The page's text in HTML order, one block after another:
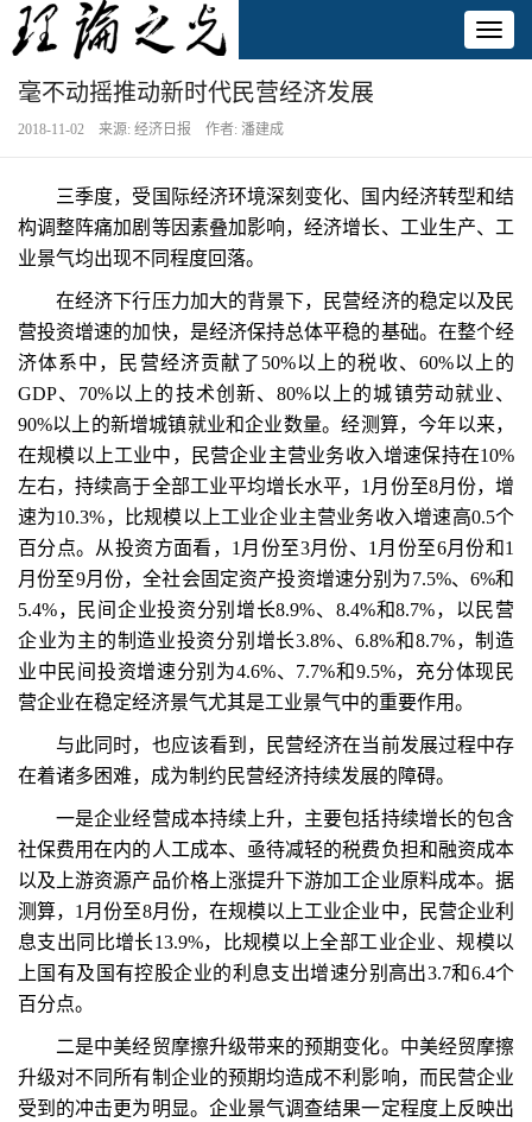
毫不动摇推动新时代民营经济发展
2018-11-02 来源: 经济日报 作者: 潘建成
三季度，受国际经济环境深刻变化、国内经济转型和结
构调整阵痛加剧等因素叠加影响，经济增长、工业生产、工
业景气均出现不同程度回落。
在经济下行压力加大的背景下，民营经济的稳定以及民
营投资增速的加快，是经济保持总体平稳的基础。在整个经
济体系中，民营经济贡献了50%以上的税收、60%以上的
GDP、70%以上的技术创新、80%以上的城镇劳动就业、
90%以上的新增城镇就业和企业数量。经测算，今年以来，
在规模以上工业中，民营企业主营业务收入增速保持在10%
左右，持续高于全部工业平均增长水平，1月份至8月份，增
速为10.3%，比规模以上工业企业主营业务收入增速高0.5个
百分点。从投资方面看，1月份至3月份、1月份至6月份和1
月份至9月份，全社会固定资产投资增速分别为7.5%、6%和
5.4%，民间企业投资分别增长8.9%、8.4%和8.7%，以民营
企业为主的制造业投资分别增长3.8%、6.8%和8.7%，制造
业中民间投资增速分别为4.6%、7.7%和9.5%，充分体现民
营企业在稳定经济景气尤其是工业景气中的重要作用。
与此同时，也应该看到，民营经济在当前发展过程中存
在着诸多困难，成为制约民营经济持续发展的障碍。
一是企业经营成本持续上升，主要包括持续增长的包含
社保费用在内的人工成本、亟待减轻的税费负担和融资成本
以及上游资源产品价格上涨提升下游加工企业原料成本。据
测算，1月份至8月份，在规模以上工业企业中，民营企业利
息支出同比增长13.9%，比规模以上全部工业企业、规模以
上国有及国有控股企业的利息支出增速分别高出3.7和6.4个
百分点。
二是中美经贸摩擦升级带来的预期变化。中美经贸摩擦
升级对不同所有制企业的预期均造成不利影响，而民营企业
受到的冲击更为明显。企业景气调查结果一定程度上反映出